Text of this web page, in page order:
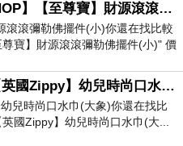
【MOMOSHOP】【至尊寶】財源滾滾彌勒佛擺件(小)
滾滾彌勒佛擺件(小)你還在找比較
寶】財源滾滾彌勒佛擺件(小)" 價
【9甘心】【英國Zippy】幼兒時尚口水巾(大象)
幼兒時尚口水巾(大象)你還在找比
國Zippy】幼兒時尚口水巾(大...